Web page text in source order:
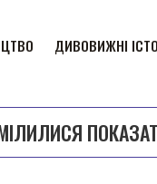
ДИВОВИЖНІ